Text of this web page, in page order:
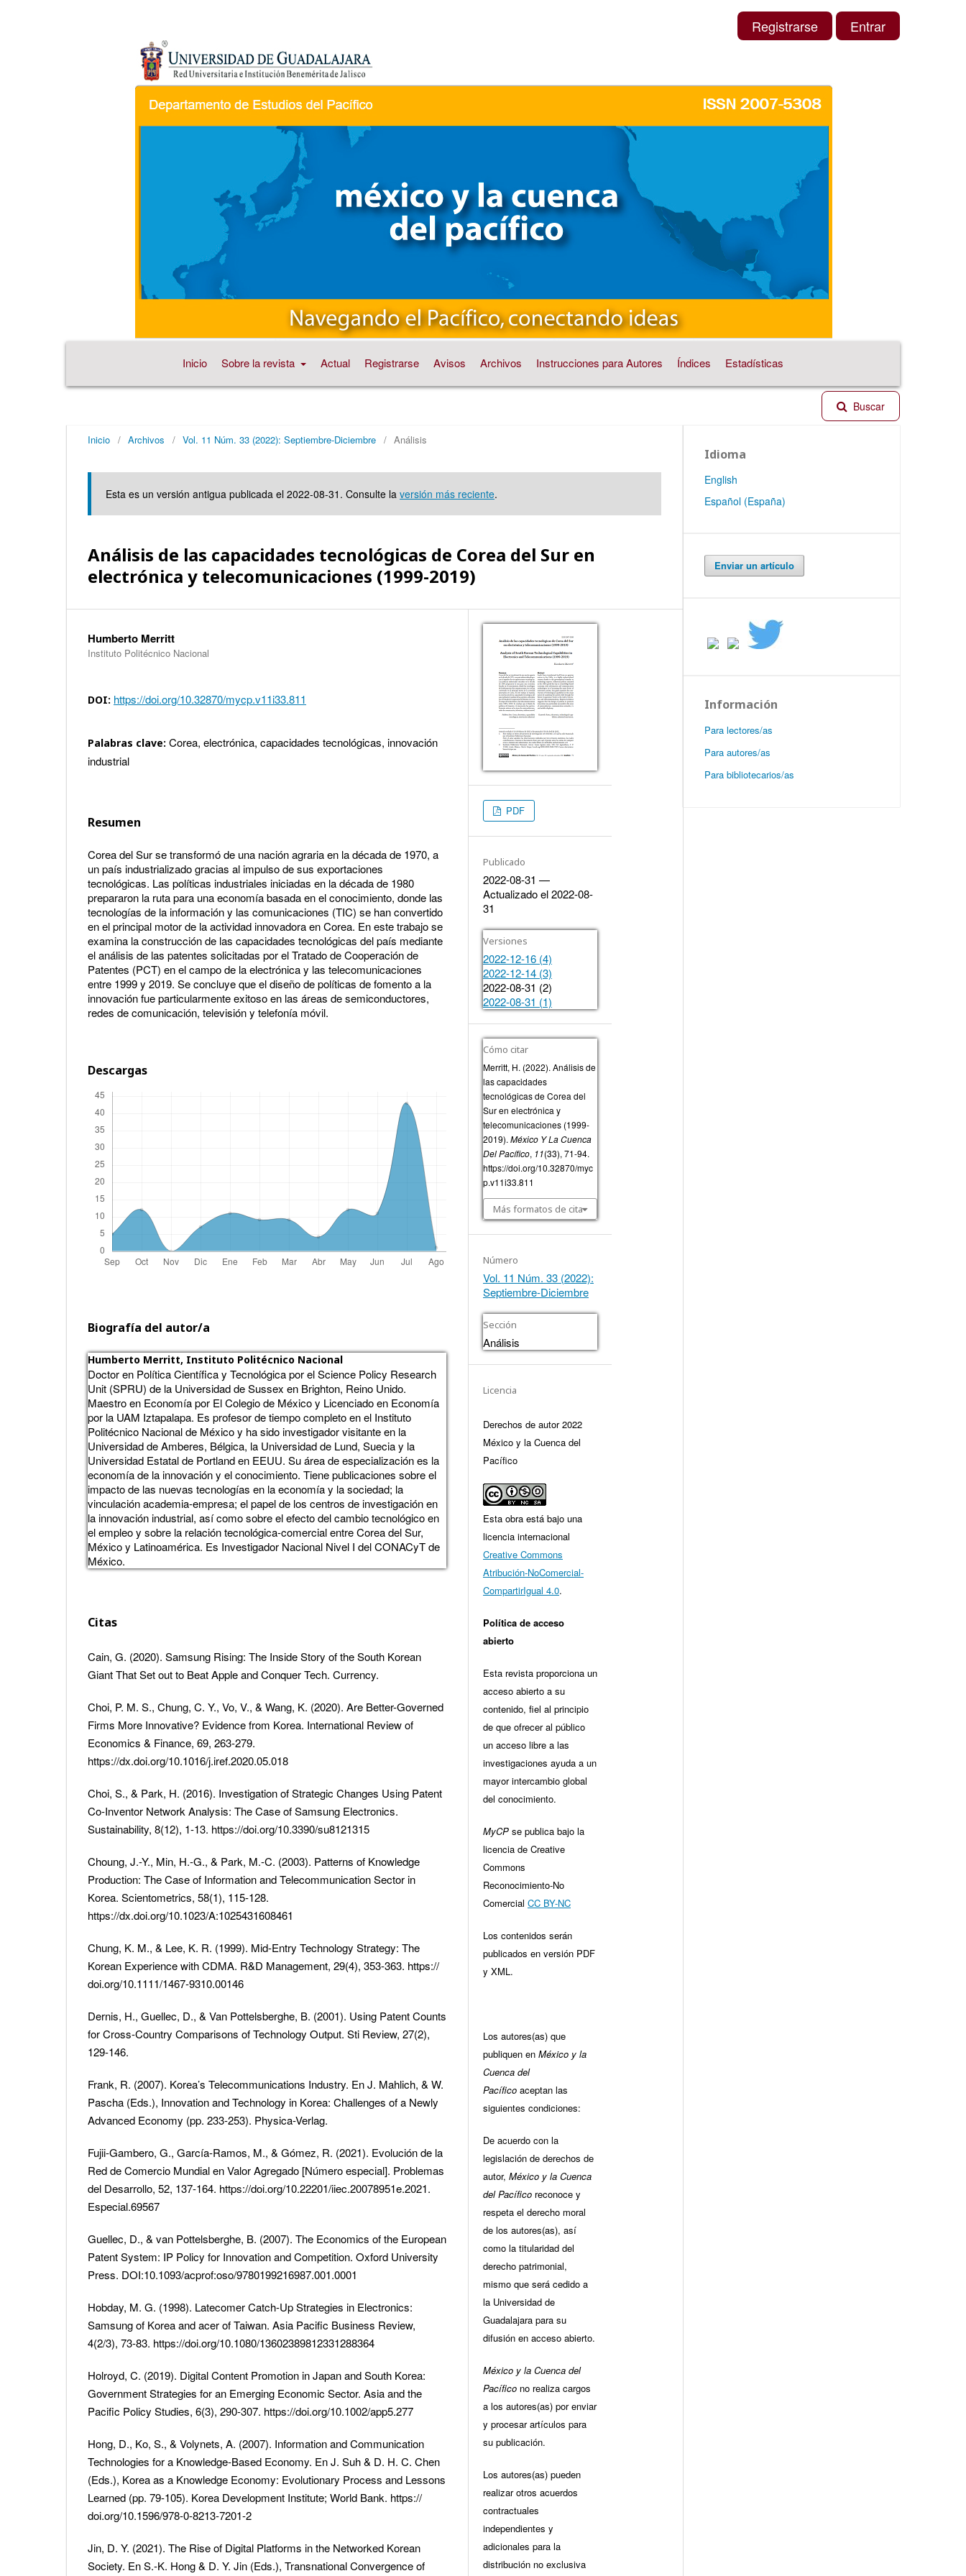
Inicio Sobre la revista Actual Registrarse Avisos Archivos Instrucciones para Autores Índices Estadísticas
Buscar
Registrarse Entrar
Inicio / Archivos / Vol. 11 Núm. 33 (2022): Septiembre-Diciembre / Análisis
Esta es un versión antigua publicada el 2022-08-31. Consulte la versión más reciente.
Análisis de las capacidades tecnológicas de Corea del Sur en
electrónica y telecomunicaciones (1999-2019)
Humberto Merritt
Instituto Politécnico Nacional
DOI: https://doi.org/10.32870/mycp.v11i33.811
Palabras clave: Corea, electrónica, capacidades tecnológicas, innovación
industrial
Resumen
Corea del Sur se transformó de una nación agraria en la década de 1970, a
un país industrializado gracias al impulso de sus exportaciones
tecnológicas. Las políticas industriales iniciadas en la década de 1980
prepararon la ruta para una economía basada en el conocimiento, donde las
tecnologías de la información y las comunicaciones (TIC) se han convertido
en el principal motor de la actividad innovadora en Corea. En este trabajo se
examina la construcción de las capacidades tecnológicas del país mediante
el análisis de las patentes solicitadas por el Tratado de Cooperación de
Patentes (PCT) en el campo de la electrónica y las telecomunicaciones
entre 1999 y 2019. Se concluye que el diseño de políticas de fomento a la
innovación fue particularmente exitoso en las áreas de semiconductores,
redes de comunicación, televisión y telefonía móvil.
Descargas
Biografía del autor/a
Humberto Merritt, Instituto Politécnico Nacional
Doctor en Política Científica y Tecnológica por el Science Policy Research
Unit (SPRU) de la Universidad de Sussex en Brighton, Reino Unido.
Maestro en Economía por El Colegio de México y Licenciado en Economía
por la UAM Iztapalapa. Es profesor de tiempo completo en el Instituto
Politécnico Nacional de México y ha sido investigador visitante en la
Universidad de Amberes, Bélgica, la Universidad de Lund, Suecia y la
Universidad Estatal de Portland en EEUU. Su área de especialización es la
economía de la innovación y el conocimiento. Tiene publicaciones sobre el
impacto de las nuevas tecnologías en la economía y la sociedad; la
vinculación academia-empresa; el papel de los centros de investigación en
la innovación industrial, así como sobre el efecto del cambio tecnológico en
el empleo y sobre la relación tecnológica-comercial entre Corea del Sur,
México y Latinoamérica. Es Investigador Nacional Nivel I del CONACyT de
México.
Citas
Cain, G. (2020). Samsung Rising: The Inside Story of the South Korean
Giant That Set out to Beat Apple and Conquer Tech. Currency.
Choi, P. M. S., Chung, C. Y., Vo, V., & Wang, K. (2020). Are Better-Governed
Firms More Innovative? Evidence from Korea. International Review of
Economics & Finance, 69, 263-279.
https://dx.doi.org/10.1016/j.iref.2020.05.018
Choi, S., & Park, H. (2016). Investigation of Strategic Changes Using Patent
Co-Inventor Network Analysis: The Case of Samsung Electronics.
Sustainability, 8(12), 1-13. https://doi.org/10.3390/su8121315
Choung, J.-Y., Min, H.-G., & Park, M.-C. (2003). Patterns of Knowledge
Production: The Case of Information and Telecommunication Sector in
Korea. Scientometrics, 58(1), 115-128.
https://dx.doi.org/10.1023/A:1025431608461
Chung, K. M., & Lee, K. R. (1999). Mid-Entry Technology Strategy: The
Korean Experience with CDMA. R&D Management, 29(4), 353-363. https://
doi.org/10.1111/1467-9310.00146
Dernis, H., Guellec, D., & Van Pottelsberghe, B. (2001). Using Patent Counts
for Cross-Country Comparisons of Technology Output. Sti Review, 27(2),
129-146.
Frank, R. (2007). Korea’s Telecommunications Industry. En J. Mahlich, & W.
Pascha (Eds.), Innovation and Technology in Korea: Challenges of a Newly
Advanced Economy (pp. 233-253). Physica-Verlag.
Fujii-Gambero, G., García-Ramos, M., & Gómez, R. (2021). Evolución de la
Red de Comercio Mundial en Valor Agregado [Número especial]. Problemas
del Desarrollo, 52, 137-164. https://doi.org/10.22201/iiec.20078951e.2021.
Especial.69567
Guellec, D., & van Pottelsberghe, B. (2007). The Economics of the European
Patent System: IP Policy for Innovation and Competition. Oxford University
Press. DOI:10.1093/acprof:oso/9780199216987.001.0001
Hobday, M. G. (1998). Latecomer Catch-Up Strategies in Electronics:
Samsung of Korea and acer of Taiwan. Asia Pacific Business Review,
4(2/3), 73-83. https://doi.org/10.1080/13602389812331288364
Holroyd, C. (2019). Digital Content Promotion in Japan and South Korea:
Government Strategies for an Emerging Economic Sector. Asia and the
Pacific Policy Studies, 6(3), 290-307. https://doi.org/10.1002/app5.277
Hong, D., Ko, S., & Volynets, A. (2007). Information and Communication
Technologies for a Knowledge-Based Economy. En J. Suh & D. H. C. Chen
(Eds.), Korea as a Knowledge Economy: Evolutionary Process and Lessons
Learned (pp. 79-105). Korea Development Institute; World Bank. https://
doi.org/10.1596/978-0-8213-7201-2
Jin, D. Y. (2021). The Rise of Digital Platforms in the Networked Korean
Society. En S.-K. Hong & D. Y. Jin (Eds.), Transnational Convergence of
PDF
Publicado
2022-08-31 —
Actualizado el 2022-08-
31
Versiones
2022-12-16 (4)
2022-12-14 (3)
2022-08-31 (2)
2022-08-31 (1)
Cómo citar
Merritt, H. (2022). Análisis de
las capacidades
tecnológicas de Corea del
Sur en electrónica y
telecomunicaciones (1999-
2019). México Y La Cuenca
Del Pacífico, 11(33), 71-94.
https://doi.org/10.32870/myc
p.v11i33.811
Más formatos de cita
Número
Vol. 11 Núm. 33 (2022):
Septiembre-Diciembre
Sección
Análisis
Licencia
Derechos de autor 2022
México y la Cuenca del
Pacífico
Esta obra está bajo una
licencia internacional
Creative Commons
Atribución-NoComercial-
CompartirIgual 4.0.
Política de acceso
abierto
Esta revista proporciona un
acceso abierto a su
contenido, fiel al principio
de que ofrecer al público
un acceso libre a las
investigaciones ayuda a un
mayor intercambio global
del conocimiento.
MyCP se publica bajo la
licencia de Creative
Commons
Reconocimiento-No
Comercial CC BY-NC
Los contenidos serán
publicados en versión PDF
y XML.
Los autores(as) que
publiquen en México y la
Cuenca del
Pacífico aceptan las
siguientes condiciones:
De acuerdo con la
legislación de derechos de
autor, México y la Cuenca
del Pacífico reconoce y
respeta el derecho moral
de los autores(as), así
como la titularidad del
derecho patrimonial,
mismo que será cedido a
la Universidad de
Guadalajara para su
difusión en acceso abierto.
México y la Cuenca del
Pacífico no realiza cargos
a los autores(as) por enviar
y procesar artículos para
su publicación.
Los autores(as) pueden
realizar otros acuerdos
contractuales
independientes y
adicionales para la
distribución no exclusiva
Idioma
English
Español (España)
Enviar un artículo
Información
Para lectores/as
Para autores/as
Para bibliotecarios/as